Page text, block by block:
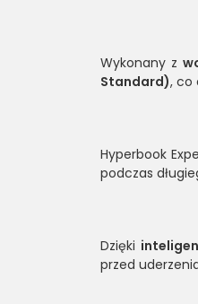
Wykonany z
Standard), co
Hyperbook
podczas
Dzięki
przed